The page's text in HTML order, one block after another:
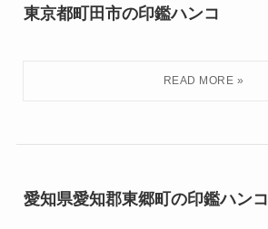
東京都町田市の印鑑ハンコ
愛知県愛知郡東郷町の印鑑ハンコ